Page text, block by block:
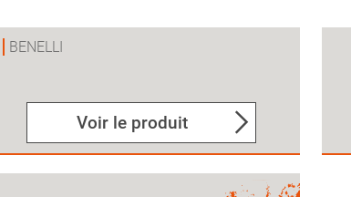
BENELLI
Voir le produit